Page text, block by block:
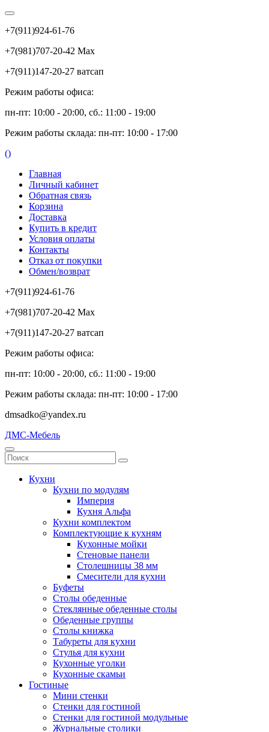
+7(911)924-61-76
+7(981)707-20-42 Max
+7(911)147-20-27 ватсап
Режим работы офиса:
пн-пт: 10:00 - 20:00, сб.: 11:00 - 19:00
Режим работы склада: пн-пт: 10:00 - 17:00
()
Главная
Личный кабинет
Обратная связь
Корзина
Доставка
Купить в кредит
Условия оплаты
Контакты
Отказ от покупки
Обмен/возврат
+7(911)924-61-76
+7(981)707-20-42 Max
+7(911)147-20-27 ватсап
Режим работы офиса:
пн-пт: 10:00 - 20:00, сб.: 11:00 - 19:00
Режим работы склада: пн-пт: 10:00 - 17:00
dmsadko@yandex.ru
ДМС-Мебель
Кухни
Кухни по модулям
Империя
Кухня Альфа
Кухни комплектом
Комплектующие к кухням
Кухонные мойки
Стеновые панели
Столешницы 38 мм
Смесители для кухни
Буфеты
Столы обеденные
Стеклянные обеденные столы
Обеденные группы
Столы книжка
Табуреты для кухни
Стулья для кухни
Кухонные уголки
Кухонные скамьи
Гостиные
Мини стенки
Стенки для гостиной
Стенки для гостиной модульные
Журнальные столики